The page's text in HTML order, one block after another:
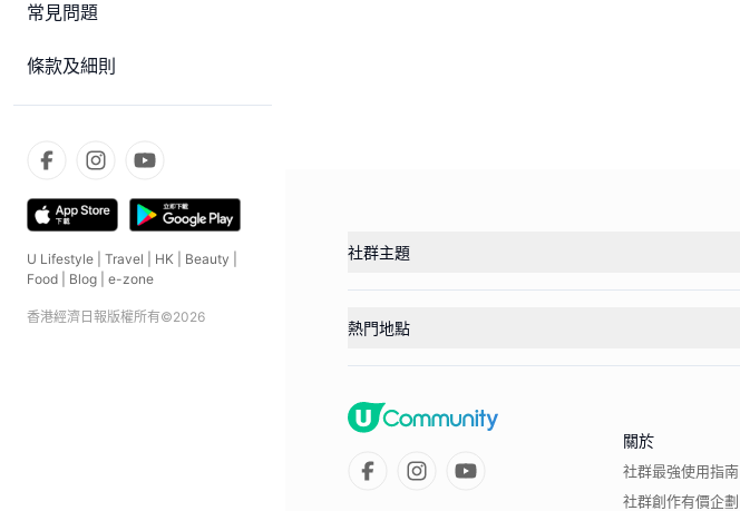
常見問題
條款及細則
U Lifestyle Travel HK Beauty
Food
Blog e-zone
香港經濟日報版權所有©2026
社群主題
熱門地點
關於
社群最強使用指南
社群創作有價企劃